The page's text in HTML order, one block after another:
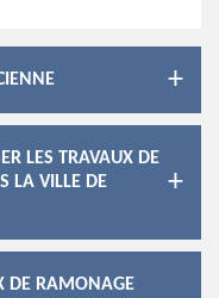
LES TRAVAUX DE
LA VILLE DE
DE RAMONAGE